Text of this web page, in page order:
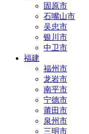
固原市
石嘴山市
吴忠市
银川市
中卫市
福建
福州市
龙岩市
南平市
宁德市
莆田市
泉州市
三明市